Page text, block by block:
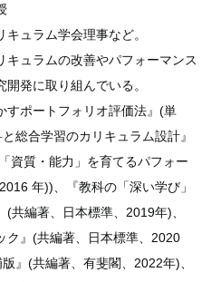
ュラム学会理事など。
キュラムの改善やパフォーマンス
発に取り組んでいる。
すポートフォリオ評価法』(単
総合学習のカリキュラム設計』
資質・能力」を育てるパフォー
年))、『教科の「深い学び」
共編著、日本標準、2019年)、
ク』(共編著、日本標準、2020
』(共編著、有斐閣、2022年)、